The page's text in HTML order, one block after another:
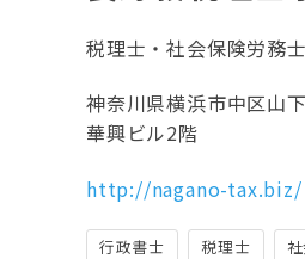
税理士・社会保険労務
神奈川県横浜市中区山
華興ビル2階
http://nagano-tax.biz/
行政書士 税理士